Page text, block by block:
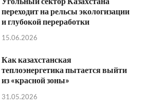
переходит на рельсы экологизации
и глубокой переработки
15.06.2026
Как казахстанская
теплоэнергетика пытается выйти
из «красной зоны»
31.05.2026